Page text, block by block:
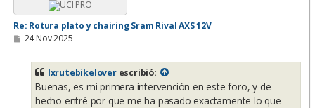
Re: Rotura plato y chairing Sram Rival AXS 12V
M
24 Nov 2025
Ixrutebikeloverescribió:
Buenas, es mi primera intervención en este foro, y de
hecho entré por que me ha pasado exactamente lo que